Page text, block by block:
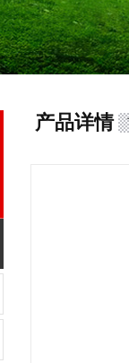
产品详情